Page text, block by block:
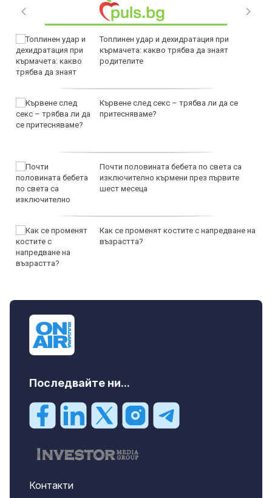
Топлинен удар и дехидратация при
кърмачета: какво трябва да знаят
родителите
Кървене след секс – трябва ли да се
притесняваме?
Почти половината бебета по света са
изключително кърмени през първите
шест месеца
Как се променят костите с напредване на
възрастта?
Последвайте ни...
Контакти